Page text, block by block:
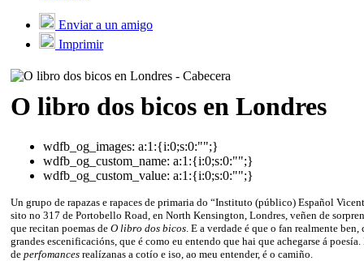
Enviar a un amigo
Imprimir
O libro dos bicos en Londres
wdfb_og_images: a:1:{i:0;s:0:"";}
wdfb_og_custom_name: a:1:{i:0;s:0:"";}
wdfb_og_custom_value: a:1:{i:0;s:0:"";}
Un grupo de rapazas e rapaces de primaria do “Instituto (público) Español
sito no 317 de Portobello Road, en North Kensington, Londres, veñen de
que recitan poemas de O libro dos bicos . E a verdade é que o fan realmente
grandes escenificacións, que é como eu entendo que hai que achegarse á
de perfomances realízanas a cotío e iso, ao meu entender, é o camiño.